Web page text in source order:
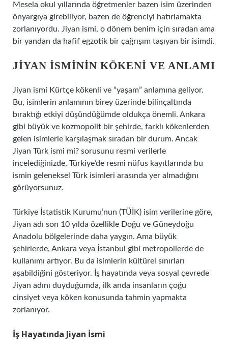
Mesela okul yıllarında öğretmenler bazen isim üzerinden
önyargıya girebiliyor, bazen de öğrenciyi hatırlamakta
zorlanıyordu. Jiyan ismi, o dönem benim için sıradan ama
bir yandan da hafif egzotik bir çağrışım taşıyan bir isimdi.
JIYAN İSMININ KÖKENI VE ANLAMI
Jiyan ismi Kürtçe kökenli ve “yaşam” anlamına geliyor.
Bu, isimlerin anlamının birey üzerinde bilinçaltında
bıraktığı etkiyi düşündüğümde oldukça önemli. Ankara
gibi büyük ve kozmopolit bir şehirde, farklı kökenlerden
gelen isimlerle karşılaşmak sıradan bir durum. Ancak
Jiyan Türk ismi mi? sorusunu resmi verilerle
incelediğinizde, Türkiye’de resmi nüfus kayıtlarında bu
ismin geleneksel Türk isimleri arasında yer almadığını
görüyorsunuz.
Türkiye İstatistik Kurumu’nun (TÜİK) isim verilerine göre,
Jiyan adı son 10 yılda özellikle Doğu ve Güneydoğu
Anadolu bölgelerinde daha yaygın. Ama büyük
şehirlerde, Ankara veya İstanbul gibi metropollerde de
kullanımı artıyor. Bu da isimlerin kültürel sınırları
aşabildiğini gösteriyor. İş hayatında veya sosyal çevrede
Jiyan adını duyduğumda, ilk anda insanların çoğu
cinsiyet veya köken konusunda tahmin yapmakta
zorlanıyor.
İş Hayatında Jiyan İsmi